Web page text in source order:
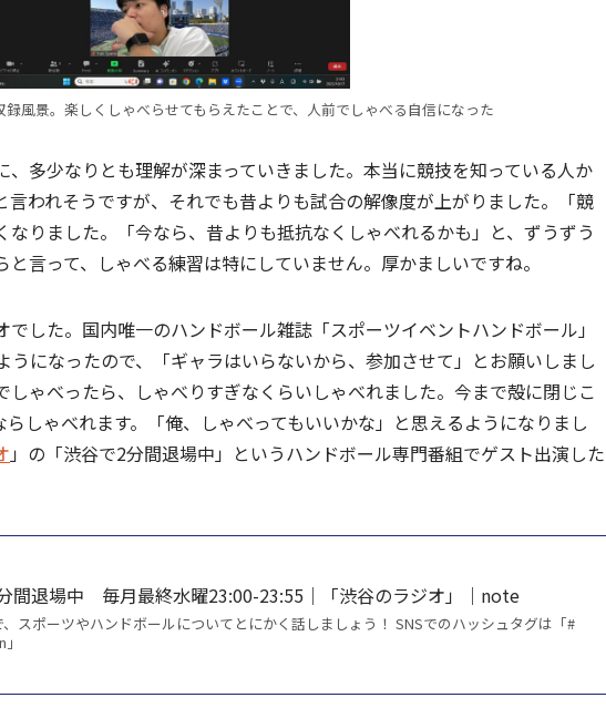
録風景。楽しくしゃべらせてもらえたことで、人前でしゃべる自信になった
多少なりとも理解が深まっていきました。本当に競技を知っている人か
言われそうですが、それでも昔よりも試合の解像度が上がりました。「競
りました。「今なら、昔よりも抵抗なくしゃべれるかも」と、ずうずう
言って、しゃべる練習は特にしていません。厚かましいですね。
した。国内唯一のハンドボール雑誌「スポーツイベントハンドボール」
うになったので、「ギャラはいらないから、参加させて」とお願いしまし
しゃべったら、しゃべりすぎなくらいしゃべれました。今まで殻に閉じこ
しゃべれます。「俺、しゃべってもいいかな」と思えるようになりまし
」の「渋谷で2分間退場中」というハンドボール専門番組でゲスト出演した
間退場中 毎月最終水曜23:00-23:55｜「渋谷のラジオ」｜note
、スポーツやハンドボールについてとにかく話しましょう！ SNSでのハッシュタグは「#